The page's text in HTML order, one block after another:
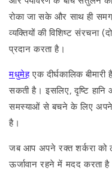
रोका जा सके और साथ ही
व्यक्तियों की विशिष्ट संरचना
प्रदान करता है।
मधुमेह एक दीर्घकालिक
सकती है। इसलिए, दृष्टि
समस्याओं से बचने के लिए अपने
है।
जब आप अपने रक्त शर्करा को
ऊर्जावान रहने में मदद करता